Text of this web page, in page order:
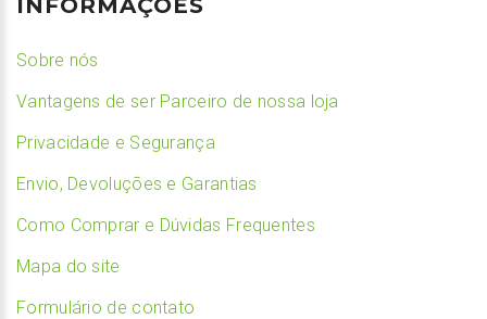
INFORMAÇÕES
Sobre nós
Vantagens de ser Parceiro de nossa loja
Privacidade e Segurança
Envio, Devoluções e Garantias
Como Comprar e Dúvidas Frequentes
Mapa do site
Formulário de contato